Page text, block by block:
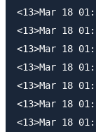
<13>Mar 18
<13>Mar 18
<13>Mar 18
<13>Mar 18
<13>Mar 18
<13>Mar 18
<13>Mar 18